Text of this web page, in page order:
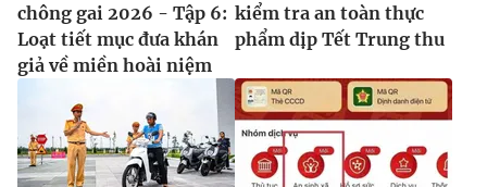
chông gai 2026 - Tập 6:
Loạt tiết mục đưa khán
giả về miền hoài niệm
kiểm tra an toàn thực
phẩm dịp Tết Trung thu